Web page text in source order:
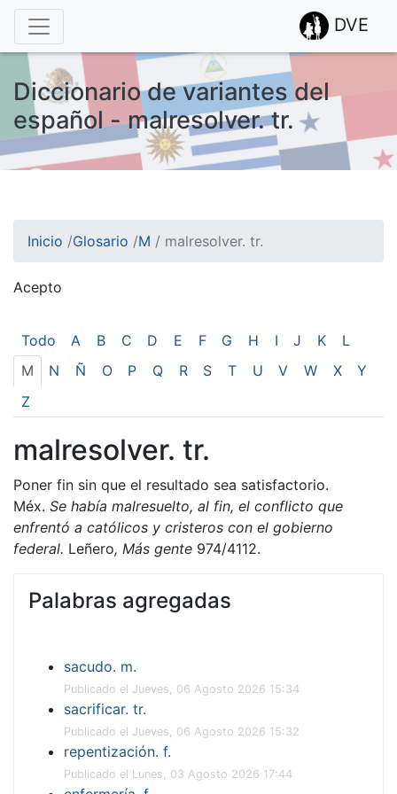
DVE
Diccionario de variantes del
español - malresolver. tr.
Inicio /Glosario /M / malresolver. tr.
Acepto
Todo A B C D E F G H I J K
L
M
N Ñ O P Q R S T U V W X
Y
Z
malresolver. tr.
Poner fin sin que el resultado sea satisfactorio.
Méx. Se había malresuelto, al fin, el conflicto que
enfrentó a católicos y cristeros con el gobierno
federal. Leñero, Más gente 974/4112.
Palabras agregadas
sacudo. m.
Publicado el Jueves, 06 Agosto 2026 15:34
sacrificar. tr.
Publicado el Jueves, 06 Agosto 2026 15:32
repentización. f.
Publicado el Lunes, 03 Agosto 2026 17:44